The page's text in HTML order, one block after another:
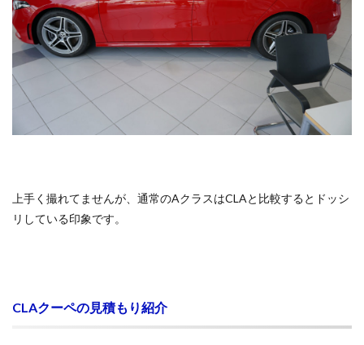
上手く撮れてませんが、通常のAクラスはCLAと比較するとドッシ
リしている印象です。
CLAクーペの見積もり紹介